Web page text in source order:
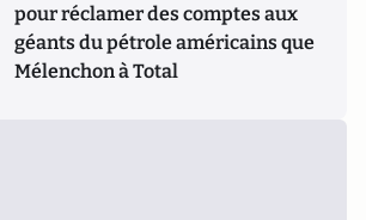
pour réclamer des comptes aux
géants du pétrole américains que
Mélenchon à Total